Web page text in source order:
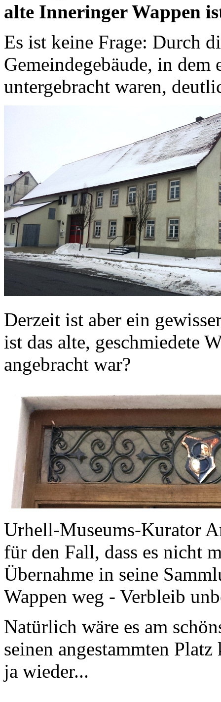
alte Inneringer Wappen
Es ist keine Frage: Durch
Gemeindegebäude, in
untergebracht waren,
Derzeit ist aber ein
ist das alte, geschmiedete
angebracht war?
Urhell-Museums-Kurator
für den Fall, dass es nicht
Übernahme in seine
Wappen weg - Verbleib
Natürlich wäre es am
seinen angestammten
ja wieder...